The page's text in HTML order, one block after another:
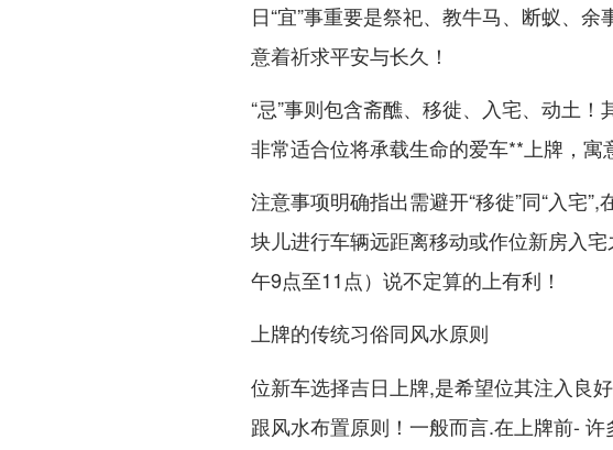
日“宜”事重要是祭祀、教牛马、断蚁、
意着祈求平安与长久！
“忌”事则包含斋醮、移徙、入宅、动土
非常适合位将承载生命的爱车**上牌，寓
注意事项明确指出需避开“移徙”同“入宅
块儿进行车辆远距离移动或作位新房入
午9点至11点）说不定算的上有利！
上牌的传统习俗同风水原则
位新车选择吉日上牌,是希望位其注入良
跟风水布置原则！一般而言.在上牌前-